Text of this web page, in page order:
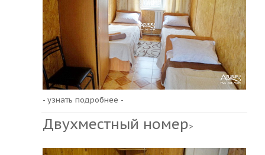
- узнать подробнее -
Двухместный номер>